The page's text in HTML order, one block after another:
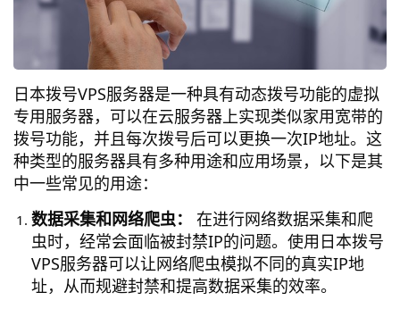
日本拨号VPS服务器是一种具有动态拨号功能的虚拟
专用服务器，可以在云服务器上实现类似家用宽带的
拨号功能，并且每次拨号后可以更换一次IP地址。这
种类型的服务器具有多种用途和应用场景，以下是其
中一些常见的用途：
数据采集和网络爬虫：
在进行网络数据采集和爬
虫时，经常会面临被封禁IP的问题。使用日本拨号
VPS服务器可以让网络爬虫模拟不同的真实IP地
址，从而规避封禁和提高数据采集的效率。